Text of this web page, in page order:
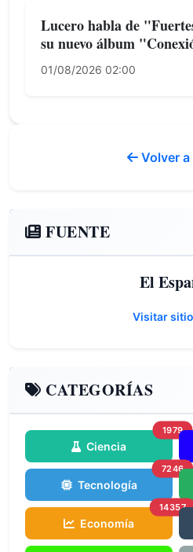
Lucero habla de
su nuevo álbum
01/08/2026 02:00
Volver a
FUENTE
El
Visitar
CATEGORÍAS
Ciencia
1979
Tecnología
7246
Economía
14357